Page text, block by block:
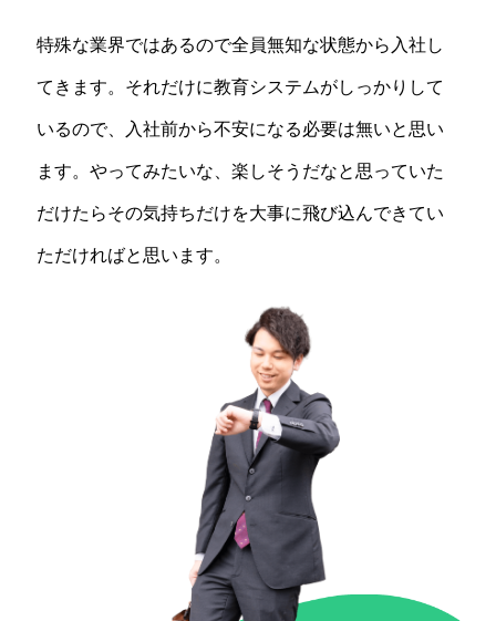
特殊な業界ではあるので全員無知な状態から入社し
てきます。それだけに教育システムがしっかりして
いるので、入社前から不安になる必要は無いと思い
ます。やってみたいな、楽しそうだなと思っていた
だけたらその気持ちだけを大事に飛び込んできてい
ただければと思います。